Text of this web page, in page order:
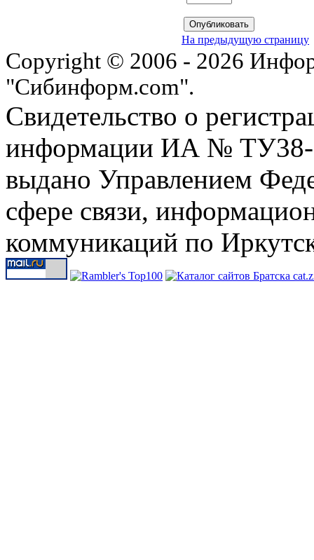
На предыдущую страницу
Copyright © 2006 - 2026
"Сибинформ.com".
Свидетельство о
информации ИА № ТУ38-
выдано Управлением
сфере связи,
коммуникаций по